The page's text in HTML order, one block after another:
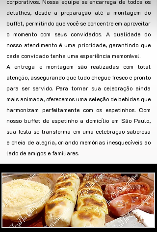
detalhes, desde a preparação até a montagem do
buffet, permitindo que você se concentre em aproveitar
o momento com seus convidados. A qualidade do
nosso atendimento é uma prioridade, garantindo que
cada convidado tenha uma experiência memorável.
A entrega e montagem são realizadas com total
atenção, assegurando que tudo chegue fresco e pronto
para ser servido. Para tornar sua celebração ainda
mais animada, oferecemos uma seleção de bebidas que
harmonizam perfeitamente com os espetinhos. Com
nosso buffet de espetinho a domicílio em São Paulo,
sua festa se transforma em uma celebração saborosa
e cheia de alegria, criando memórias inesquecíveis ao
lado de amigos e familiares.